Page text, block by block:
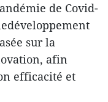
de Covid-
sur la
afin
efficacité et